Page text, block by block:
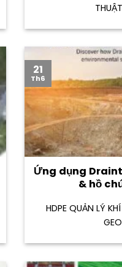
Ứng dụng
& hồ
HDPE QUẢN LÝ
21
Th6